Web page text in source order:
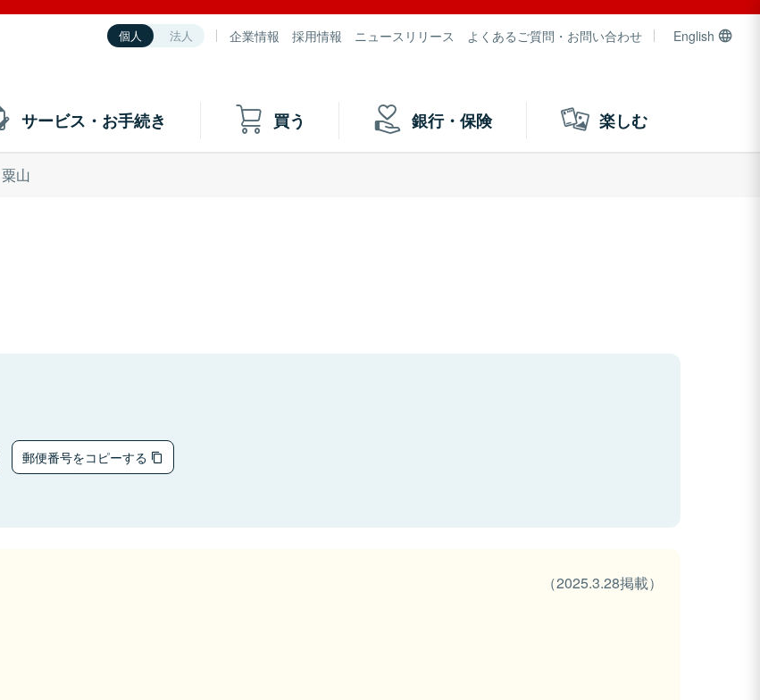
個人 法人 企業情報 採用情報 ニュースリリース よくあるご質問・お問い合わせ English
サービス・お手続き 買う 銀行・保険 楽しむ
粟山
郵便番号をコピーする
（2025.3.28掲載）